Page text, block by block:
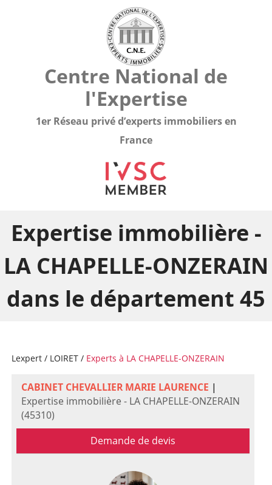
Centre National de
l'Expertise
1er Réseau privé d’experts immobiliers en
France
Expertise immobilière -
LA CHAPELLE-ONZERAIN
dans le département 45
Lexpert/ LOIRET/ Experts à LA CHAPELLE-ONZERAIN
CABINET CHEVALLIER MARIE LAURENCE |
Expertise immobilière - LA CHAPELLE-ONZERAIN
(45310)
Demande de devis